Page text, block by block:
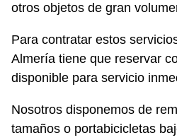
otros objetos de gran
Para contratar estos
Almería tiene que reservar
disponible para servicio
Nosotros disponemos de
tamaños o portabicicletas